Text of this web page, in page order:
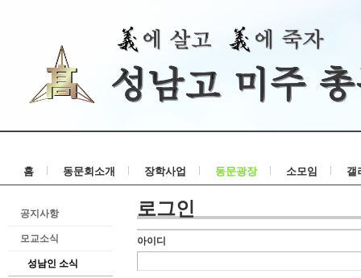
홈 동문회소개 장학사업 동문광장 소모임 갤
공지사항
모교소식
성남인 소식
로그인
아이디